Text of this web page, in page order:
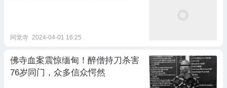
同觉寺 2024-04-01 16:25
佛寺血案震惊缅甸！醉僧持刀杀害
76岁同门，众多信众愕然